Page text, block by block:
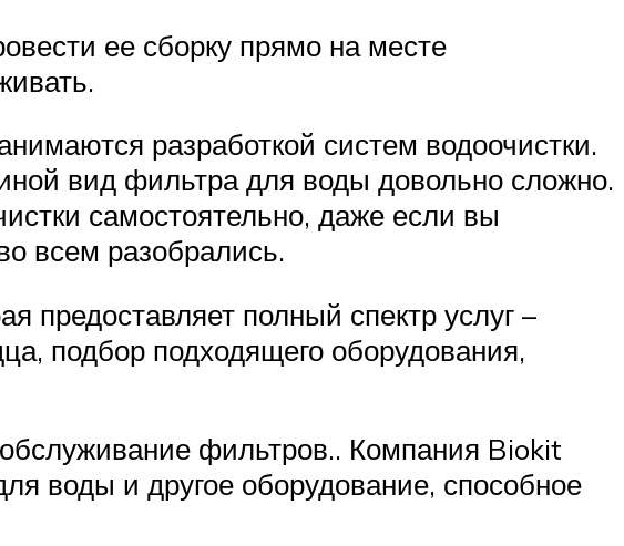
ее сборку прямо на месте
разработкой систем водоочистки.
вид фильтра для воды довольно сложно.
самостоятельно, даже если вы
всем разобрались.
предоставляет полный спектр услуг –
подбор подходящего оборудования,
фильтров.. Компания Biokit
воды и другое оборудование, способное